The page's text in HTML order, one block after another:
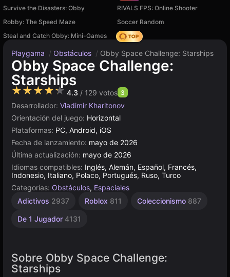
Survive the Disasters: Obby
RIVALS FPS: Online Shooter
Robby: The Speed Maze
Soccer Random
Steal and Catch Obby: Mini-Games
Hedgies
Playgama / Obstáculos / Obby Space Challenge: Starships
Obby Space Challenge:
Starships
★★★★★ 4.3 / 129 votos 3
Desarrollador: Vladimir Kharitonov
Orientación del juego: Horizontal
Plataformas: PC, Android, iOS
Fecha de lanzamiento: mayo de 2026
Última actualización: mayo de 2026
Idiomas compatibles: Inglés, Alemán, Español, Francés,
Indonesio, Italiano, Polaco, Portugués, Ruso, Turco
Categorías: Obstáculos, Espaciales
Adictivos 2937 Roblox 811 Coleccionismo 887
De 1 Jugador 4131
Sobre Obby Space Challenge:
Starships